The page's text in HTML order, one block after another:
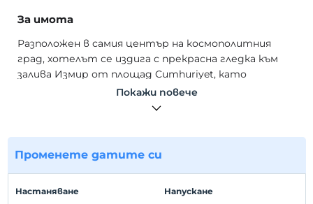
За имота
Разположен в самия център на космополитния
град, хотелът се издига с прекрасна гледка към
залива Измир от площад Cumhuriyet, като
местоположението му е с изглед към Егейско
море. Mövenpick Hotel Izmir е на пешеходно
панаирни площадки, до Alsancak, гъстият и
елегантен жилищен район на града. Намира се на
Разположен в самия център на космополитния
Покажи повече
Променете датите си
Hастаняване Hапускане